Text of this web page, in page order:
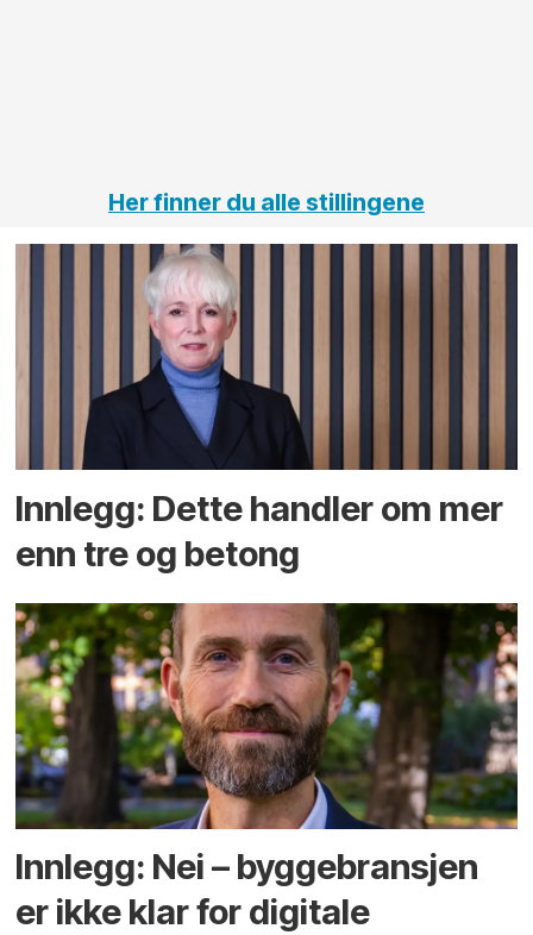
Her finner du alle stillingene
Innlegg: Dette handler om mer
enn tre og betong
Innlegg: Nei – byggebransjen
er ikke klar for digitale